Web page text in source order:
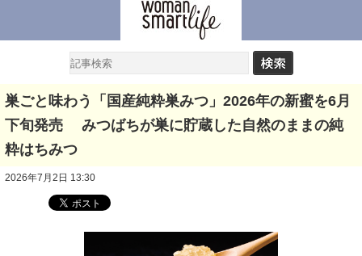
巣ごと味わう「国産純粋巣みつ」2026年の新蜜を6月
下旬発売 みつばちが巣に貯蔵した自然のままの純
粋はちみつ
2026年7月2日 13:30